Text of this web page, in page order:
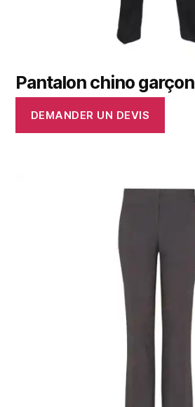
Pantalon chino garçon
DEMANDER UN DEVIS